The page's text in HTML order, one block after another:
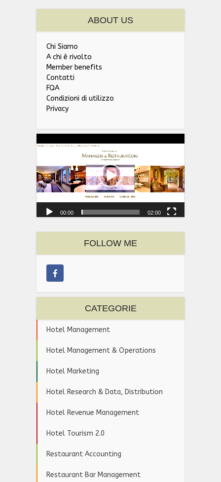
ABOUT US
Chi Siamo
A chi è rivolto
Member benefits
Contatti
FQA
Condizioni di utilizzo
Privacy
Player
00:00 02:00
FOLLOW ME
CATEGORIE
Hotel Management
Hotel Management & Operations
Hotel Marketing
Hotel Research & Data, Distribution
Hotel Revenue Management
Hotel Tourism 2.0
Restaurant Accounting
Restaurant Bar Management